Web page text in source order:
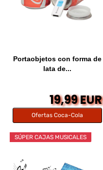
Portaobjetos con forma de
lata de...
19,99 EUR
Ofertas Coca-Cola
SÚPER CAJAS MUSICALES